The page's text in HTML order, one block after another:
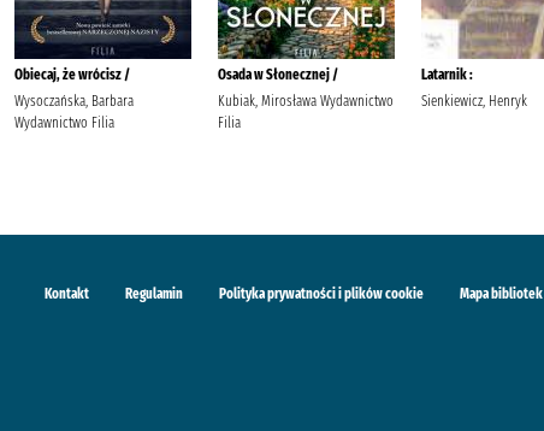
Obiecaj, że wrócisz /
Wysoczańska, Barbara
Wydawnictwo Filia
Osada w Słonecznej /
Kubiak, Mirosława Wydawnictwo
Filia
Latarnik :
Sienkiewicz, Henryk
Kontakt Regulamin Polityka prywatności i plików cookie Mapa bibliotek